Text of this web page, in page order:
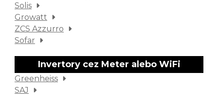
Solis
Growatt
ZCS Azzurro
Sofar
Invertory cez Meter alebo WiFi
Greenheiss
SAJ